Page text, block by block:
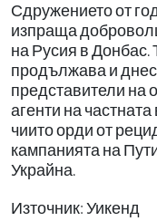
Сдружението от
изпраща
на Русия в Донбас.
продължава и
представители на
агенти на
чиито орди от
кампанията на
Украйна.
Източник: Уикенд